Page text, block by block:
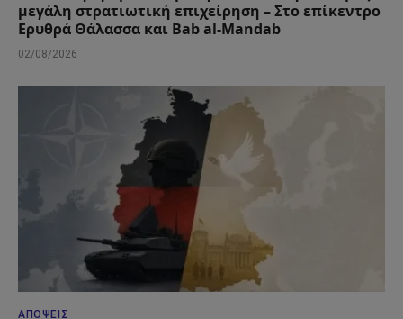
μεγάλη στρατιωτική επιχείρηση – Στο επίκεντρο
Ερυθρά Θάλασσα και Bab al-Mandab
02/08/2026
ΑΠΌΨΕΙΣ